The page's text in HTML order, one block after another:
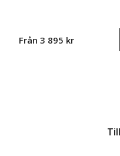
Från 3 895 kr